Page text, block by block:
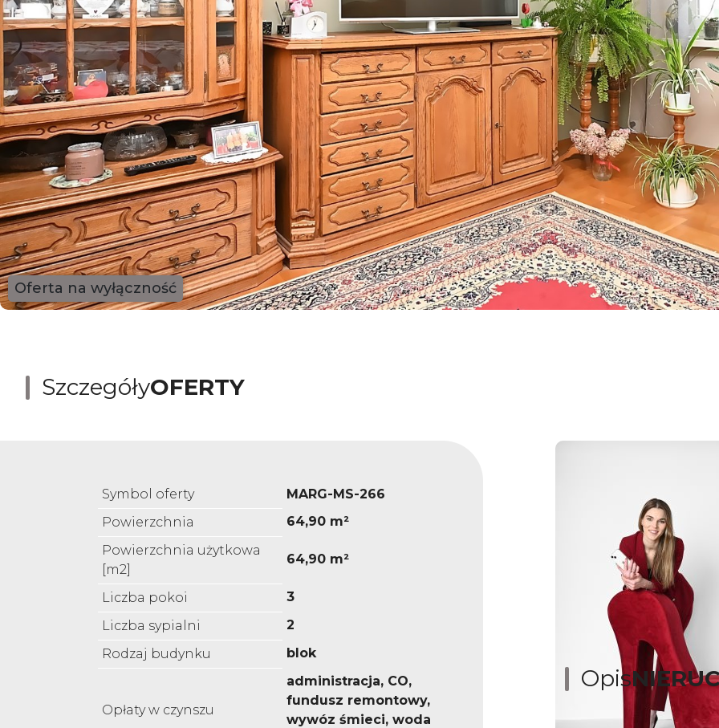
Oferta na wyłączność
SzczegółyOFERTY
Symbol oferty
MARG-MS-266
Powierzchnia
64,90 m²
Powierzchnia użytkowa
[m2]
64,90 m²
Liczba pokoi
3
Liczba sypialni
2
Rodzaj budynku
blok
Opłaty w czynszu
administracja, CO,
fundusz remontowy,
wywóz śmieci, woda
Opis